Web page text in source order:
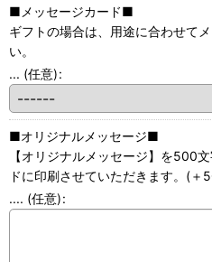
■メッセージカード■
ギフトの場合は、用途に合わせて
い。
... (任意):
■オリジナルメッセージ■
【オリジナルメッセージ】を500
ドに印刷させていただきます。(＋
.... (任意):